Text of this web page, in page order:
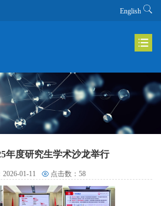
English
年度研究生学术沙龙举行
2026-01-11 点击数： 58